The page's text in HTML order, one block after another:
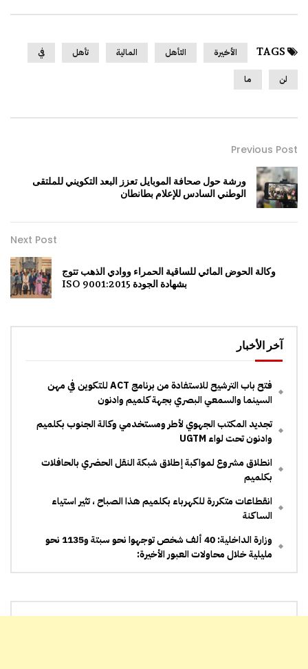
TAGS الأخيرة التأهل المالية تأهل في
لن ما
Previous Post
ورشة حول صحافة الموبايل تعزز البعد التكويني للملتقى
الوطني السادس للإعلام بطانطان
Next Post
وكالة الحوض المائي للساقية الحمراء ووادي الذهب تتوج
بشهادة الجودة ISO 9001:2015
آخر الأخبار
فتح باب الترشيح للاستفادة من برنامج ACT للتكوين في مهن
السينما والسمعي البصري بجهة كلميم وادنون
تجديد المكتب الجهوي لأطر ومستخدمي وكالة الجنوب بكلميم
وادنون تحت لواء UGTM
انطلاق مشروع لمواكبة إطلاق شبكة النقل الحضري بالحافلات
بكلميم
انقطاعات متكررة للكهرباء بكلميم هذا الصباح ، تثير استياء
الساكنة
وزارة الداخلية: 40 ألف شخص توجهوا نحو سبتة و1135 نحو
مليلية خلال محاولات العبور الأخيرة: